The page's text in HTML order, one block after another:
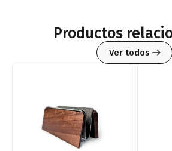
Productos
Ver todos